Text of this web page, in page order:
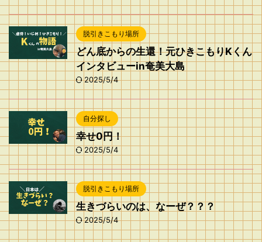
脱引きこもり場所
どん底からの生還！元ひきこもりKくん
インタビューin奄美大島
2025/5/4
自分探し
幸せ0円！
2025/5/4
脱引きこもり場所
生きづらいのは、なーぜ？？？
2025/5/4